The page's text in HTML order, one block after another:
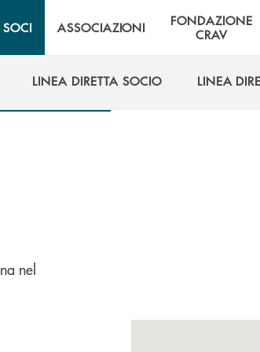
SOCI ASSOCIAZIONI
FONDAZIONE
CRAV
LINEA DIRETTA SOCIO
LINEA
nel